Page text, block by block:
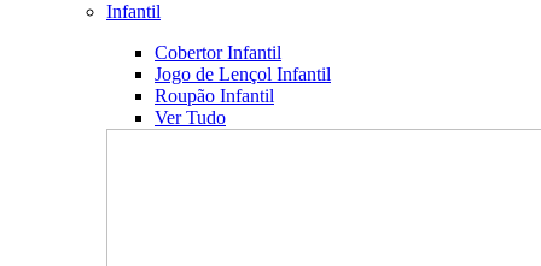
Infantil
Cobertor Infantil
Jogo de Lençol Infantil
Roupão Infantil
Ver Tudo